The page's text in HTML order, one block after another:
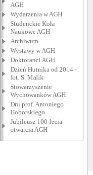
AGH
Wydarzenia w AGH
Studenckie Koła
Naukowe AGH
Archiwum
Wystawy w AGH
Doktoranci AGH
Dzień Hutnika od 2014 -
fot. S. Malik
Stowarzyszenie
Wychowanków AGH
Dni prof. Antoniego
Hoborskiego
Jubileusz 100-lecia
otwarcia AGH